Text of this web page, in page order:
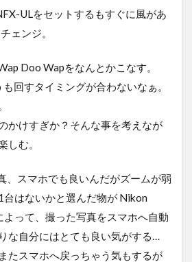
ULをセットするもすぐに風があ
ェンジ。
Doo Wapをなんとかこなす。
回すタイミングが合わないなぁ。
かけすぎか？そんな事を考えなが
しむ。
、スマホでも良いんだがズームが弱
台はないかと選んだ物が Nikon
って、撮った写真をスマホへ自動
な自分にはとても良い気がする…
たスマホへ戻っちゃう気もするが